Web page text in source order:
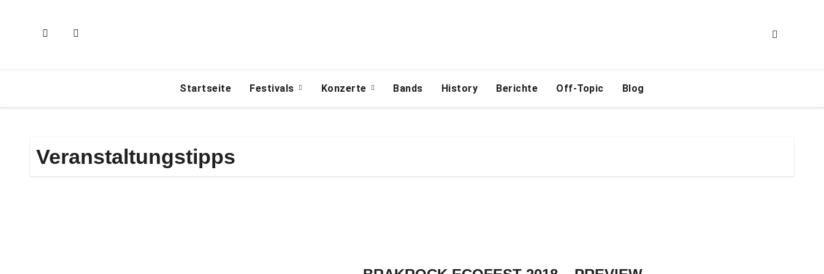
Startseite Festivals Konzerte Bands History Berichte Off-Topic Blog
Veranstaltungstipps